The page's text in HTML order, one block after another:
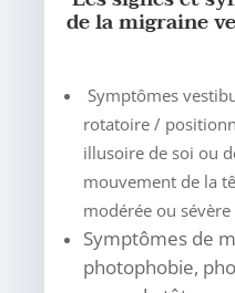
de la migraine
Symptômes
rotatoire /
illusoire de soi ou
mouvement de la
modérée ou sévère
Symptômes de
photophobie,